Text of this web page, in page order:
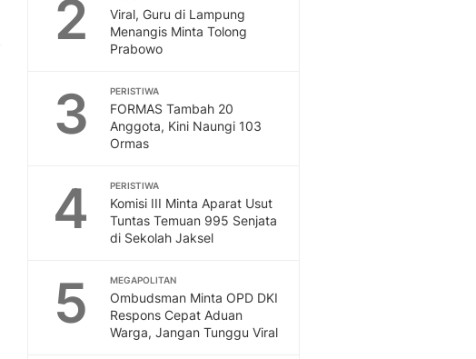
2
Viral, Guru di Lampung
Menangis Minta Tolong
Prabowo
3 PERISTIWA
FORMAS Tambah 20
Anggota, Kini Naungi 103
Ormas
4 PERISTIWA
Komisi III Minta Aparat Usut
Tuntas Temuan 995 Senjata
di Sekolah Jaksel
5 MEGAPOLITAN
Ombudsman Minta OPD DKI
Respons Cepat Aduan
Warga, Jangan Tunggu Viral